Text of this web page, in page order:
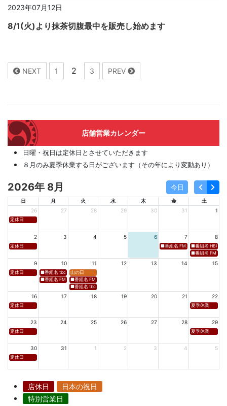
2023年07月12日
8/1(火)より抹茶切腹最中を販売し始めます
NEXT 1 2 3 PREV
店舗営業カレンダー
日曜・祝日は定休日とさせていただきます
８月のみ夏季休業する日がございます（その年により変動あり）
2026年 8月 今日
日 月 火 水 木 金
土
26
27 28 29 30 31 1
定休日
2 3 4 5 6 7 8
定休日 ■番組名 FM新潟「SOUND
■番組名 HBC北
■番組名 FM 福
9 10 11 12 13 14 15
定休日 ■番組名 tbcラジオ「en∞Voyage(エン・ボヤージュ)」 ■放送日時 https://www.tbc-
山の日
■番組名 FM秋田「mix」 ■放送日時 https://www.fm-akita.co.jp/program/ ※黒沢 薫、安岡
■番組名 FM山形「WAVE4yamagata EXCEED」 ■放送日時 https://
■番組名 tbc東北放送「ウォッチン！みやぎ」 ■放送日時 https://www.tbc-
16 17 18 19 20 21 22
定休日 夏季休業
23 24 25 26 27 28 29
定休日 夏季休業
30 31 1 2 3 4 5
定休日
店休日
日本の祝日
特別営業日